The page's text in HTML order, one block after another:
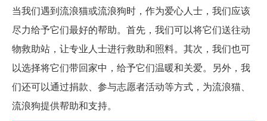
当我们遇到流浪猫或流浪狗时，作为爱心人士，我们应该
尽力给予它们最好的帮助。首先，我们可以将它们送往动
物救助站，让专业人士进行救助和照料。其次，我们也可
以选择将它们带回家中，给予它们温暖和关爱。另外，我
们还可以通过捐款、参与志愿者活动等方式，为流浪猫、
流浪狗提供帮助和支持。